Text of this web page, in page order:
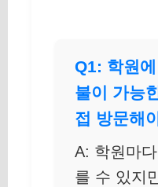
Q1: 학원
불이 가능
접 방문해
A: 학원마
를 수 있지